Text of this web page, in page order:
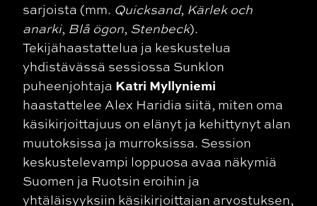
sarjoista (mm. Quicksand, Kärlek och
anarki, Blå ögon, Stenbeck).
Tekijähaastattelua ja keskustelua
yhdistävässä sessiossa Sunklon
puheenjohtaja Katri Myllyniemi
haastattelee Alex Haridia siitä, miten oma
käsikirjoittajuus on elänyt ja kehittynyt alan
muutoksissa ja murroksissa. Session
keskustelevampi loppuosa avaa näkymiä
Suomen ja Ruotsin eroihin ja
yhtäläisyyksiin käsikirjoittajan arvostuksen,